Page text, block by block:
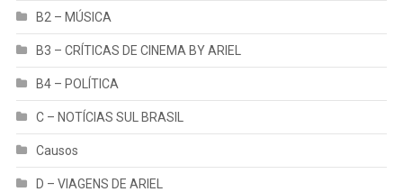
B2 – MÚSICA
B3 – CRÍTICAS DE CINEMA BY ARIEL
B4 – POLÍTICA
C – NOTÍCIAS SUL BRASIL
Causos
D – VIAGENS DE ARIEL